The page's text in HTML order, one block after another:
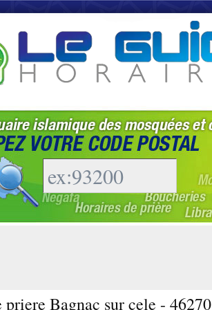
Bagnac sur cele - 46270